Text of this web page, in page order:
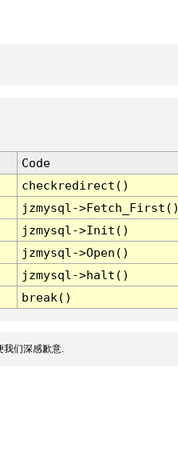
Code
checkredirect()
jzmysql-
jzmysql->Init()
jzmysql->Open()
jzmysql->halt()
break()
我们深感歉意.